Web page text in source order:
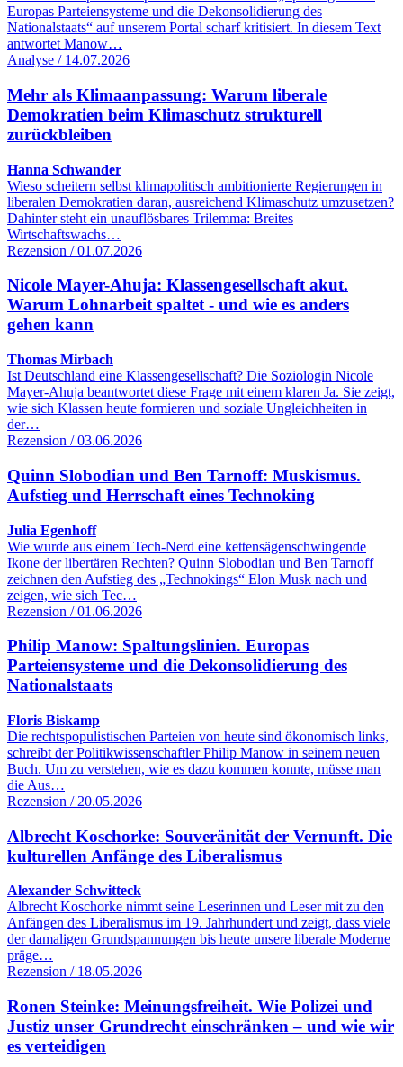
Europas Parteiensysteme und die Dekonsolidierung des
Nationalstaats“ auf unserem Portal scharf kritisiert. In diesem Text
antwortet Manow…
Analyse / 14.07.2026
Mehr als Klimaanpassung: Warum liberale
Demokratien beim Klimaschutz strukturell
zurückbleiben
Hanna Schwander
Wieso scheitern selbst klimapolitisch ambitionierte Regierungen in
liberalen Demokratien daran, ausreichend Klimaschutz umzusetzen?
Dahinter steht ein unauflösbares Trilemma: Breites
Wirtschaftswachs…
Rezension / 01.07.2026
Nicole Mayer-Ahuja: Klassengesellschaft akut.
Warum Lohnarbeit spaltet - und wie es anders
gehen kann
Thomas Mirbach
Ist Deutschland eine Klassengesellschaft? Die Soziologin Nicole
Mayer-Ahuja beantwortet diese Frage mit einem klaren Ja. Sie zeigt,
wie sich Klassen heute formieren und soziale Ungleichheiten in
der…
Rezension / 03.06.2026
Quinn Slobodian und Ben Tarnoff: Muskismus.
Aufstieg und Herrschaft eines Technoking
Julia Egenhoff
Wie wurde aus einem Tech-Nerd eine kettensägenschwingende
Ikone der libertären Rechten? Quinn Slobodian und Ben Tarnoff
zeichnen den Aufstieg des „Technokings“ Elon Musk nach und
zeigen, wie sich Tec…
Rezension / 01.06.2026
Philip Manow: Spaltungslinien. Europas
Parteiensysteme und die Dekonsolidierung des
Nationalstaats
Floris Biskamp
Die rechtspopulistischen Parteien von heute sind ökonomisch links,
schreibt der Politikwissenschaftler Philip Manow in seinem neuen
Buch. Um zu verstehen, wie es dazu kommen konnte, müsse man
die Aus…
Rezension / 20.05.2026
Albrecht Koschorke: Souveränität der Vernunft. Die
kulturellen Anfänge des Liberalismus
Alexander Schwitteck
Albrecht Koschorke nimmt seine Leserinnen und Leser mit zu den
Anfängen des Liberalismus im 19. Jahrhundert und zeigt, dass viele
der damaligen Grundspannungen bis heute unsere liberale Moderne
präge…
Rezension / 18.05.2026
Ronen Steinke: Meinungsfreiheit. Wie Polizei und
Justiz unser Grundrecht einschränken – und wie wir
es verteidigen